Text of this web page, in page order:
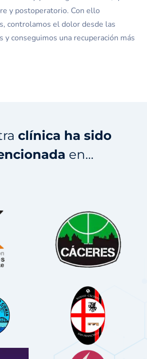
y postoperatorio. Con ello
controlamos el dolor desde las
y conseguimos una recuperación más
clínica ha sido
en…